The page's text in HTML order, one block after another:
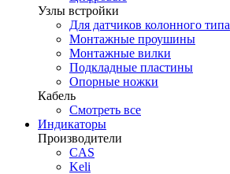
Узлы встройки
Для датчиков колонного типа
Монтажные проушины
Монтажные вилки
Подкладные пластины
Опорные ножки
Кабель
Смотреть все
Индикаторы
Производители
CAS
Keli